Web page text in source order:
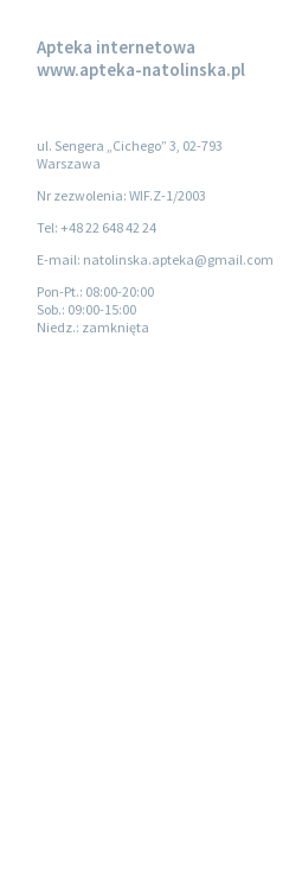
Apteka internetowa
www.apteka-natolinska.pl
ul. Sengera „Cichego” 3, 02-793
Warszawa
Nr zezwolenia: WIF.Z-1/2003
Tel: +48 22 648 42 24
E-mail: natolinska.apteka@gmail.com
Pon-Pt.: 08:00-20:00
Sob.: 09:00-15:00
Niedz.: zamknięta